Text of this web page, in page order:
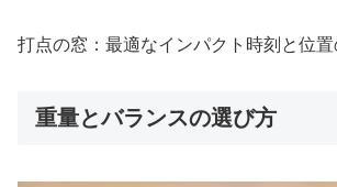
打点の窓：最適なインパクト時刻と位置
重量とバランスの選び方